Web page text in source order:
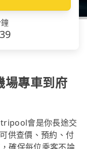
專車到府
會是你長途交
供查價、預約、付